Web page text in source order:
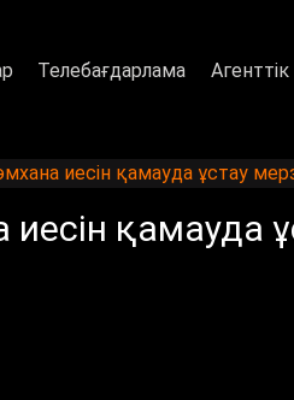
Телебағдарлама Агенттік
иесін қамауда ұстау
қамауда